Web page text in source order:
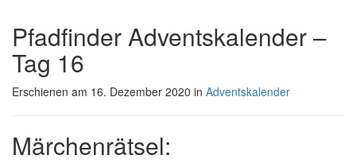
Pfadfinder Adventskalender –
Tag 16
Erschienen am 16. Dezember 2020 in Adventskalender
Märchenrätsel: